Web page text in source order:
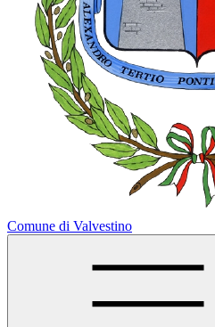
Comune di Valvestino